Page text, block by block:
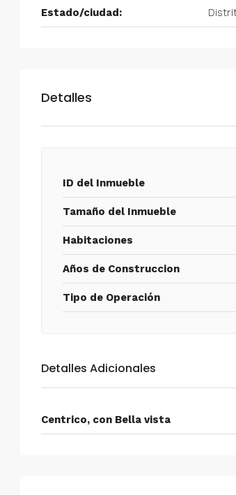
Estado/ciudad:
Detalles
ID del Inmueble
Tamaño del Inmueble
Habitaciones
Años de Construccion
Tipo de Operación
Detalles Adicionales
Centrico, con Bella vista